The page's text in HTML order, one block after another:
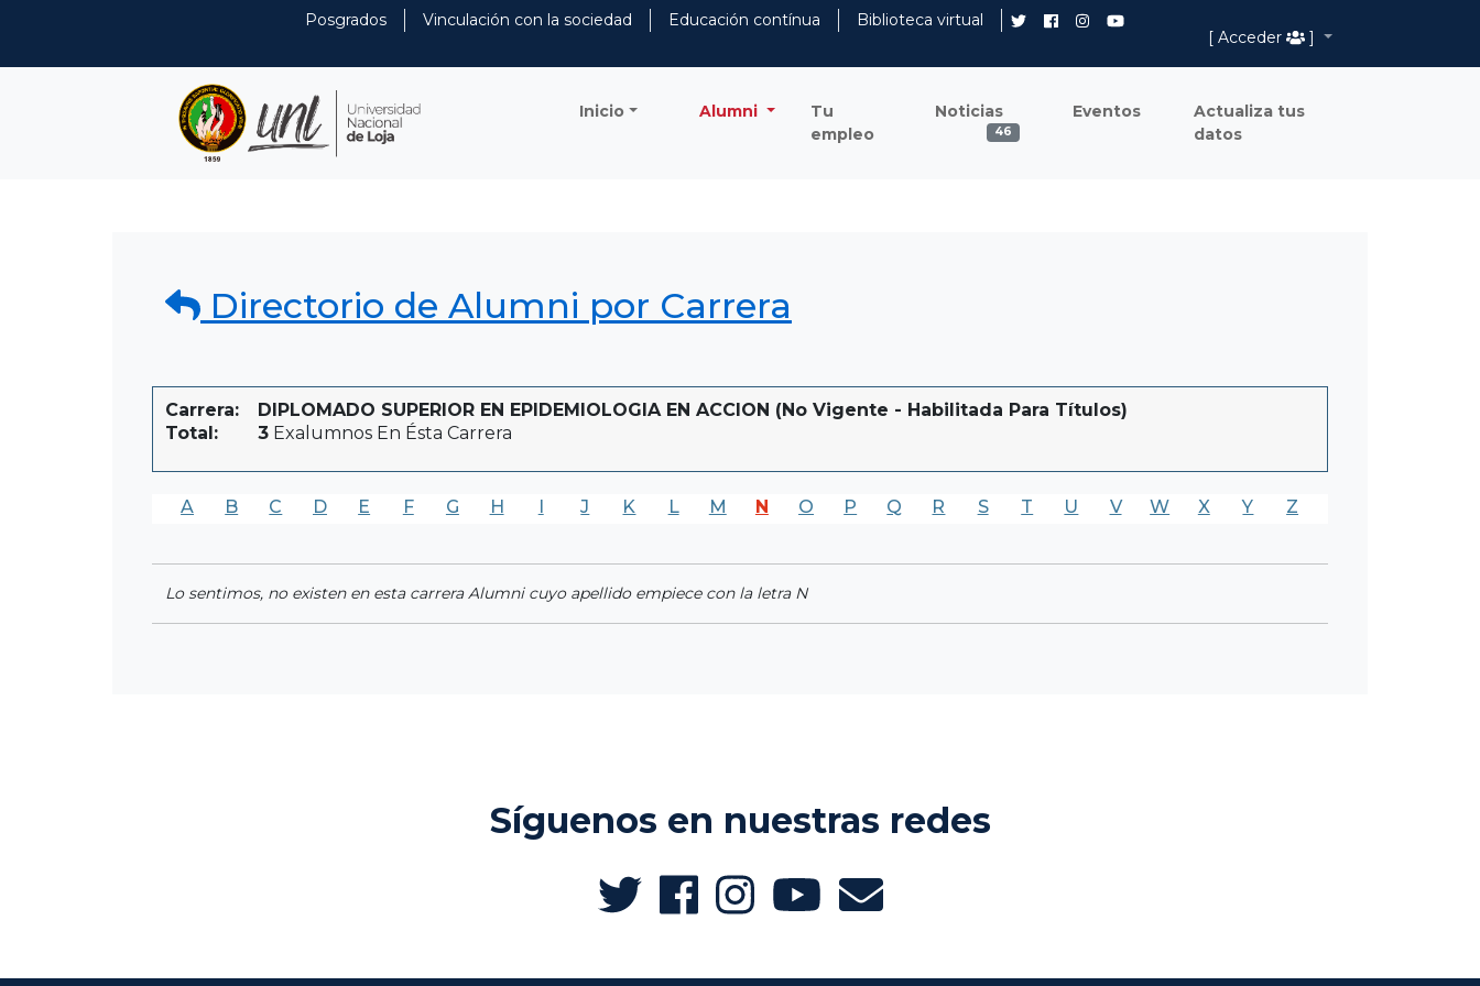
Posgrados Vinculación con la sociedad Educación contínua
Biblioteca virtual
[ Acceder
]
Inicio Alumni
Tu
empleo
Noticias
46
Eventos
Actualiza tus
datos
Directorio de Alumni por Carrera
Carrera:
DIPLOMADO SUPERIOR EN EPIDEMIOLOGIA EN ACCION (No Vigente - Habilitada Para Títulos)
Total:
3 Exalumnos En Ésta Carrera
A B C D E F G H I J K L M N O P Q R S T U V W X Y Z
Lo sentimos, no existen en esta carrera Alumni cuyo apellido empiece con la letra N
Síguenos en nuestras redes